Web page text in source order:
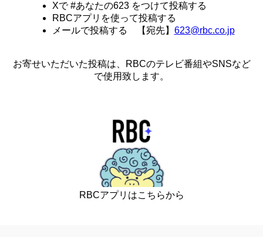
Xで #あなたの623 をつけて投稿する
RBCアプリを使って投稿する
メールで投稿する 【宛先】 623@rbc.co.jp
お寄せいただいた投稿は、RBCのテレビ番組やSNSなど
で使用致します。
RBCアプリはこちらから